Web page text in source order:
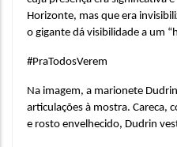
Horizonte, mas que era
o gigante dá visibilidade a um
#PraTodosVerem
Na imagem, a marionete
articulações à mostra. Careca,
e rosto envelhecido, Dudrin